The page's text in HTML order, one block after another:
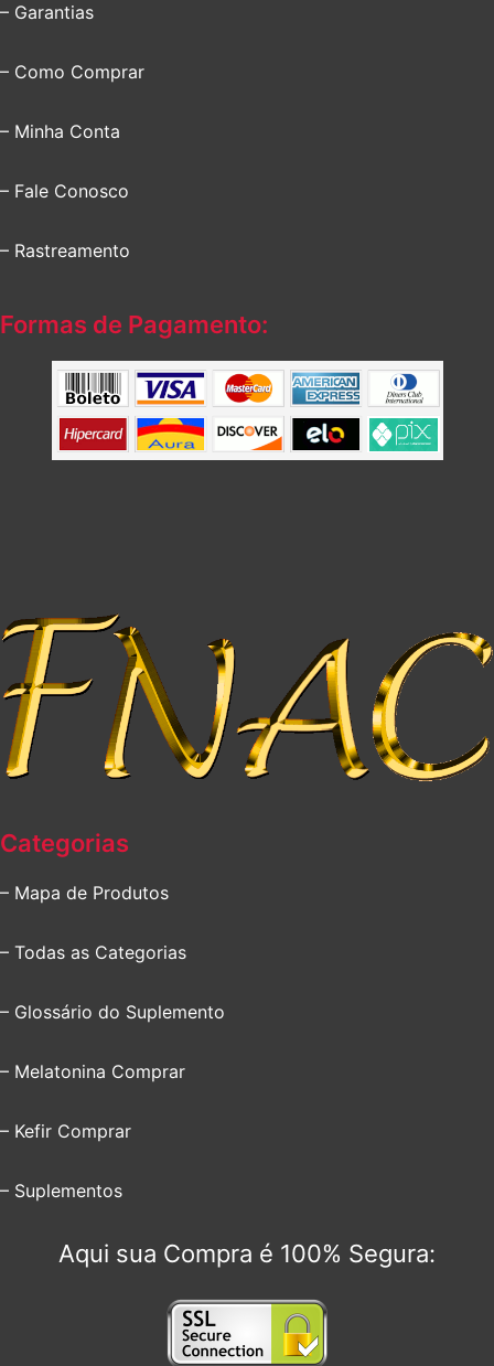
– Garantias
– Como Comprar
– Minha Conta
– Fale Conosco
– Rastreamento
Formas de Pagamento:
Categorias
– Mapa de Produtos
– Todas as Categorias
– Glossário do Suplemento
– Melatonina Comprar
– Kefir Comprar
– Suplementos
Aqui sua Compra é 100% Segura: